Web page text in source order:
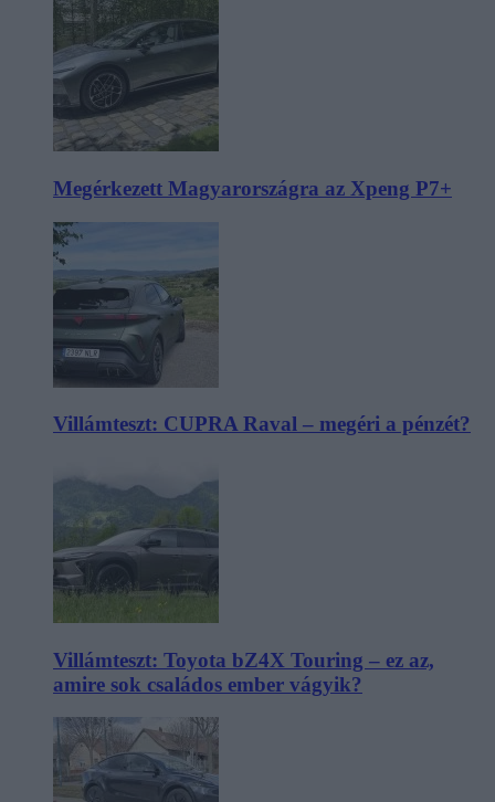
Megérkezett Magyarországra az Xpeng P7+
Villámteszt: CUPRA Raval – megéri a pénzét?
Villámteszt: Toyota bZ4X Touring – ez az,
amire sok családos ember vágyik?